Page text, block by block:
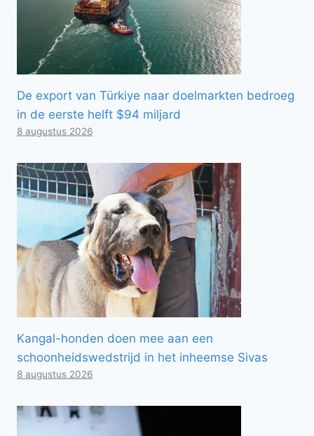
De export van Türkiye naar doelmarkten bedroeg
in de eerste helft $94 miljard
8 augustus 2026
Kangal-honden doen mee aan een
schoonheidswedstrijd in het inheemse Sivas
8 augustus 2026